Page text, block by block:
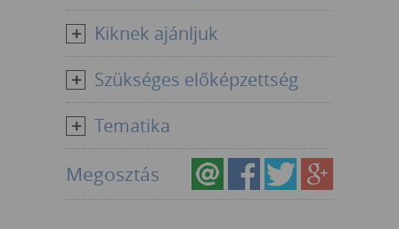
Kiknek ajánljuk
Szükséges előképzettség
Tematika
Megosztás